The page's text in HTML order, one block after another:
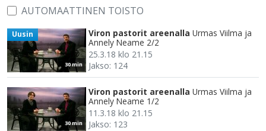
AUTOMAATTINEN TOISTO
30 min
Uusin Viron pastorit areenalla Urmas Viilma ja
Annely Neame 2/2
25.3.18 klo 21.15
Jakso: 124
30 min
Viron pastorit areenalla Urmas Viilma ja
Annely Neame 1/2
11.3.18 klo 21.15
Jakso: 123